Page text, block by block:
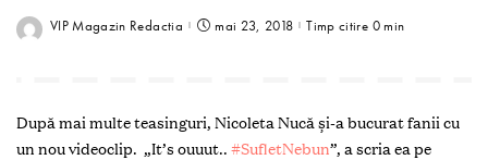
VIP Magazin Redactia mai 23, 2018 Timp citire 0 min
După mai multe teasinguri, Nicoleta Nucă și-a bucurat fanii cu
un nou videoclip. „It’s ouuut.. #SufletNebun”, a scria ea pe